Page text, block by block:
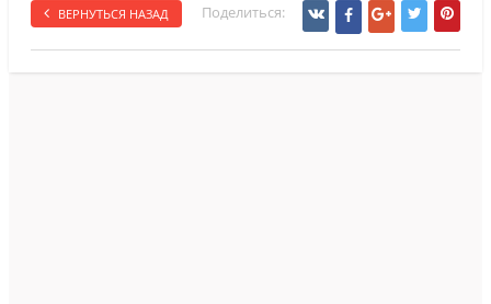
ВЕРНУТЬСЯ НАЗАД Поделиться: